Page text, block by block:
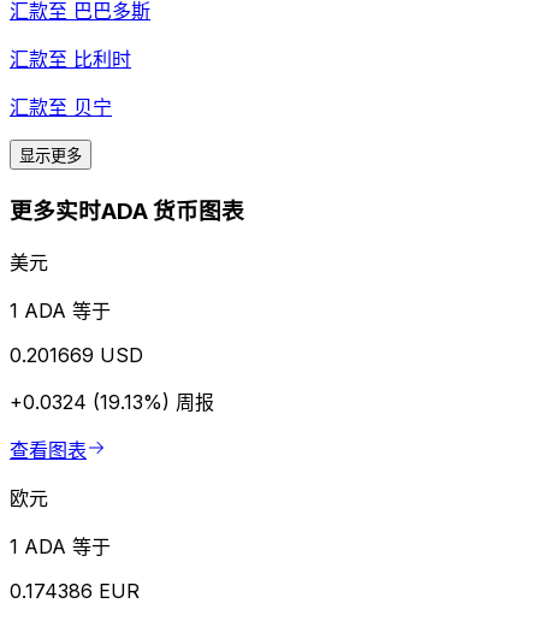
汇款至 巴巴多斯
汇款至 比利时
汇款至 贝宁
显示更多
更多实时ADA 货币图表
美元
1 ADA 等于
0.201669 USD
+0.0324 (19.13%) 周报
查看图表
欧元
1 ADA 等于
0.174386 EUR